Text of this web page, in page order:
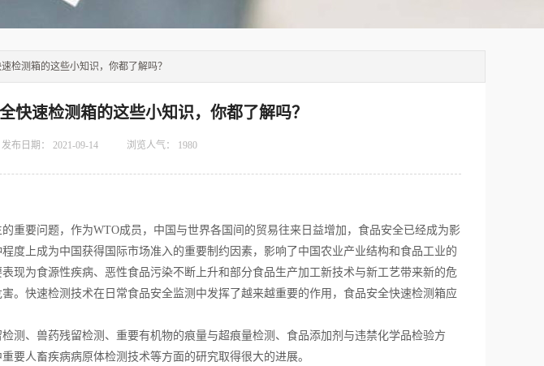
检测箱的这些小知识，你都了解吗？
快速检测箱的这些小知识，你都了解吗？
发布日期： 2021-09-14 浏览人气： 1980
要问题，作为WTO成员，中国与世界各国间的贸易往来日益增加，食品安全已经成为影
度上成为中国获得国际市场准入的重要制约因素，影响了中国农业产业结构和食品工业的
现为食源性疾病、恶性食品污染不断上升和部分食品生产加工新技术与新工艺带来新的危
。快速检测技术在日常食品安全监测中发挥了越来越重要的作用，食品安全快速检测箱应
、兽药残留检测、重要有机物的痕量与超痕量检测、食品添加剂与违禁化学品检验方
要人畜疾病病原体检测技术等方面的研究取得很大的进展。